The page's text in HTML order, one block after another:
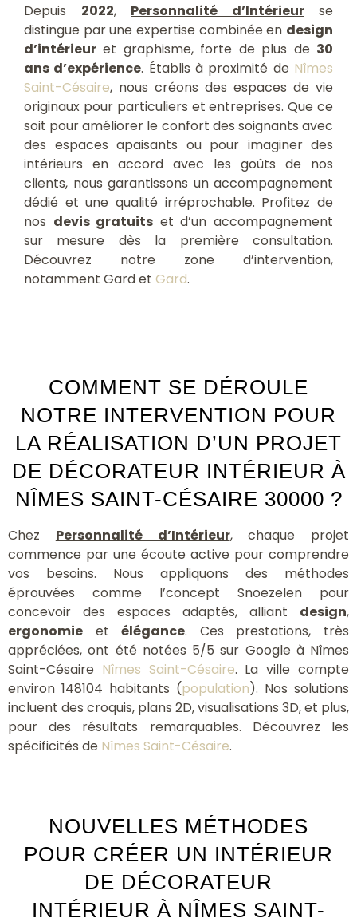
Depuis 2022, Personnalité d’Intérieurse
distingue par une expertise combinée en design
d’intérieur et graphisme, forte de plus de 30
ans d’expérience. Établis à proximité de Nîmes
Saint-Césaire, nous créons des espaces de vie
originaux pour particuliers et entreprises. Que ce
soit pour améliorer le confort des soignants avec
des espaces apaisants ou pour imaginer des
intérieurs en accord avec les goûts de nos
clients, nous garantissons un accompagnement
dédié et une qualité irréprochable. Profitez de
nos devis gratuits et d’un accompagnement
sur mesure dès la première consultation.
Découvrez notre zone d’intervention,
notamment Gard et Gard.
COMMENT SE DÉROULE
NOTRE INTERVENTION POUR
LA RÉALISATION D’UN PROJET
DE DÉCORATEUR INTÉRIEUR À
NÎMES SAINT-CÉSAIRE 30000 ?
Chez Personnalité d’Intérieur, chaque projet
commence par une écoute active pour comprendre
vos besoins. Nous appliquons des méthodes
éprouvées comme l’concept Snoezelen pour
concevoir des espaces adaptés, alliant design,
ergonomie etélégance. Ces prestations, très
appréciées, ont été notées 5/5 sur Google à Nîmes
Saint-Césaire Nîmes Saint-Césaire. La ville compte
environ 148104 habitants (population). Nos solutions
incluent des croquis, plans 2D, visualisations 3D, et plus,
pour des résultats remarquables. Découvrez les
spécificités de Nîmes Saint-Césaire.
NOUVELLES MÉTHODES
POUR CRÉER UN INTÉRIEUR
DE DÉCORATEUR
INTÉRIEUR À NÎMES SAINT-